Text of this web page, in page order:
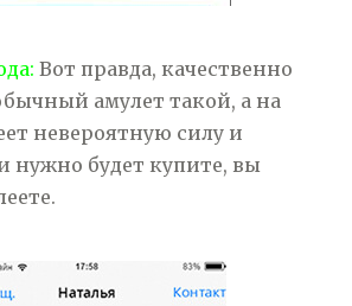
Вот правда, качественно
амулет такой, а на
невероятную силу и
нужно будет купите, вы